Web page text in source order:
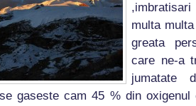
multa
greata
care ne-a
jumatate
gaseste cam 45 % din